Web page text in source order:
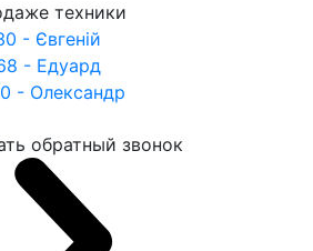
техники
- Євгеній
- Едуард
- Олександр
обратный звонок